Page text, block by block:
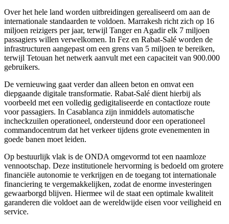
Over het hele land worden uitbreidingen gerealiseerd om aan de
internationale standaarden te voldoen. Marrakesh richt zich op 16
miljoen reizigers per jaar, terwijl Tanger en Agadir elk 7 miljoen
passagiers willen verwelkomen. In Fez en Rabat-Salé worden de
infrastructuren aangepast om een grens van 5 miljoen te bereiken,
terwijl Tetouan het netwerk aanvult met een capaciteit van 900.000
gebruikers.
De vernieuwing gaat verder dan alleen beton en omvat een
diepgaande digitale transformatie. Rabat-Salé dient hierbij als
voorbeeld met een volledig gedigitaliseerde en contactloze route
voor passagiers. In Casablanca zijn inmiddels automatische
incheckzuilen operationeel, ondersteund door een operationeel
commandocentrum dat het verkeer tijdens grote evenementen in
goede banen moet leiden.
Op bestuurlijk vlak is de ONDA omgevormd tot een naamloze
vennootschap. Deze institutionele hervorming is bedoeld om grotere
financiële autonomie te verkrijgen en de toegang tot internationale
financiering te vergemakkelijken, zodat de enorme investeringen
gewaarborgd blijven. Hiermee wil de staat een optimale kwaliteit
garanderen die voldoet aan de wereldwijde eisen voor veiligheid en
service.